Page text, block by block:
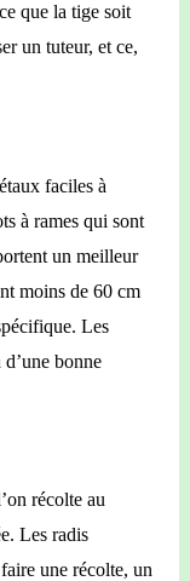
que la tige soit
un tuteur, et ce,
faciles à
à rames qui sont
un meilleur
moins de 60 cm
Les
bonne
récolte au
Les radis
une récolte, un